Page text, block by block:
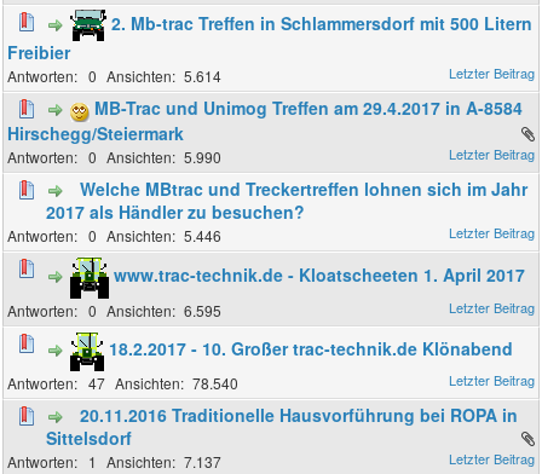
2. Mb-trac Treffen in Schlammersdorf mit 500 Litern
Freibier
0 5.614
MB-Trac und Unimog Treffen am 29.4.2017 in A-8584
Hirschegg/Steiermark
0 5.990
Welche MBtrac und Treckertreffen lohnen sich im Jahr
2017 als Händler zu besuchen?
0 5.446
www.trac-technik.de - Kloatscheeten 1. April 2017
0 6.595
18.2.2017 - 10. Großer trac-technik.de Klönabend
47 78.540
20.11.2016 Traditionelle Hausvorführung bei ROPA in
Sittelsdorf
1 7.137